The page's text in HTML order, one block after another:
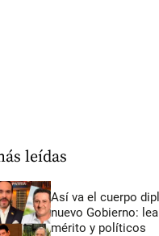
leídas
Así va el cuerpo
nuevo Gobierno:
mérito y políticos